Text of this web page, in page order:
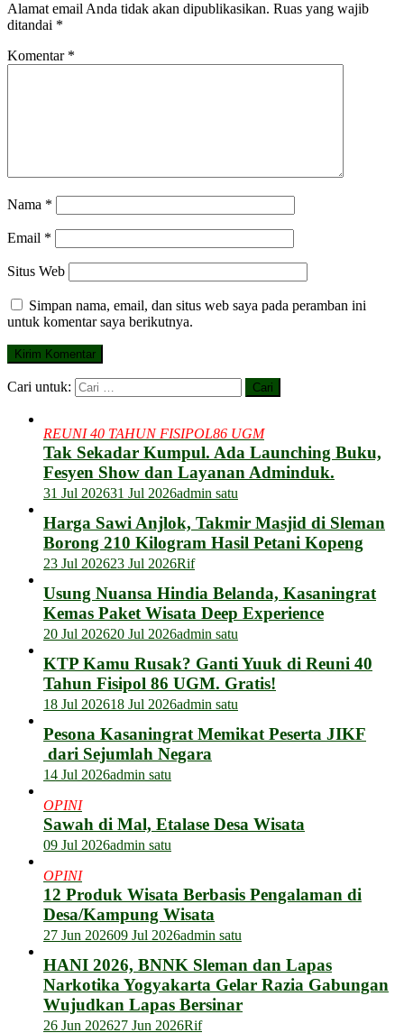
Alamat email Anda tidak akan dipublikasikan. Ruas yang wajib
ditandai *
Komentar *
Nama *
Email *
Situs Web
Simpan nama, email, dan situs web saya pada peramban ini
untuk komentar saya berikutnya.
Cari untuk:
REUNI 40 TAHUN FISIPOL86 UGM
Tak Sekadar Kumpul. Ada Launching Buku,
Fesyen Show dan Layanan Adminduk.
31 Jul 202631 Jul 2026admin satu
Harga Sawi Anjlok, Takmir Masjid di Sleman
Borong 210 Kilogram Hasil Petani Kopeng
23 Jul 202623 Jul 2026Rif
Usung Nuansa Hindia Belanda, Kasaningrat
Kemas Paket Wisata Deep Experience
20 Jul 202620 Jul 2026admin satu
KTP Kamu Rusak? Ganti Yuuk di Reuni 40
Tahun Fisipol 86 UGM. Gratis!
18 Jul 202618 Jul 2026admin satu
Pesona Kasaningrat Memikat Peserta JIKF
dari Sejumlah Negara
14 Jul 2026admin satu
OPINI
Sawah di Mal, Etalase Desa Wisata
09 Jul 2026admin satu
OPINI
12 Produk Wisata Berbasis Pengalaman di
Desa/Kampung Wisata
27 Jun 202609 Jul 2026admin satu
HANI 2026, BNNK Sleman dan Lapas
Narkotika Yogyakarta Gelar Razia Gabungan
Wujudkan Lapas Bersinar
26 Jun 202627 Jun 2026Rif